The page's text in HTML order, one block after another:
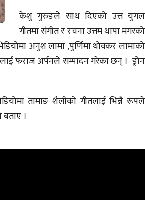
केशु गुरुङले साथ दिएको उत्त युगल
गीतमा संगीत र रचना उत्तम थापा मगरको
अनुश लामा ,पुर्णिमा थोक्कर लामाको
फराज अर्पनले सम्पादन गरेका छन् । ड्रोन
तामाङ शैलीको गीतलाई भिन्नै रूपले
।